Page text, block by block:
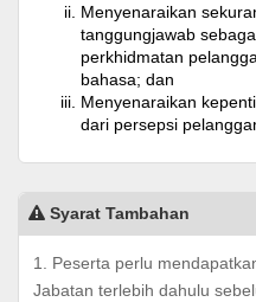
Menyenaraikan
tanggungjawab
perkhidmatan
bahasa; dan
Menyenaraikan
dari persepsi
Syarat Tambahan
1. Peserta perlu
Jabatan terlebih dahulu